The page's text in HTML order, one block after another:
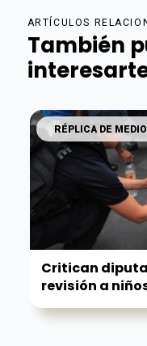
ARTÍCULOS
También
RÉPLICA DE
Critican
revisión a